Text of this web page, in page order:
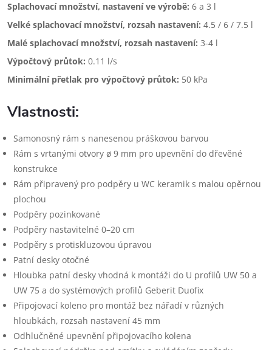
Splachovací množství, nastavení ve výrobě: 6 a 3 l
Velké splachovací množství, rozsah nastavení: 4.5 / 6 / 7.5 l
Malé splachovací množství, rozsah nastavení: 3-4 l
Výpočtový průtok: 0.11 l/s
Minimální přetlak pro výpočtový průtok: 50 kPa
Vlastnosti:
Samonosný rám s nanesenou práškovou barvou
Rám s vrtanými otvory ø 9 mm pro upevnění do dřevěné
konstrukce
Rám připravený pro podpěry u WC keramik s malou opěrnou
plochou
Podpěry pozinkované
Podpěry nastavitelné 0–20 cm
Podpěry s protiskluzovou úpravou
Patní desky otočné
Hloubka patní desky vhodná k montáži do U profilů UW 50 a
UW 75 a do systémových profilů Geberit Duofix
Připojovací koleno pro montáž bez nářadí v různých
hloubkách, rozsah nastavení 45 mm
Odhlučněné upevnění připojovacího kolena